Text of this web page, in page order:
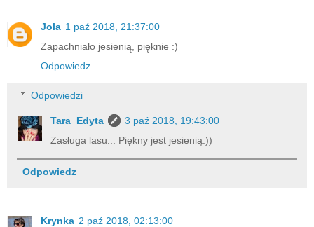
Jola 1 paź 2018, 21:37:00
Zapachniało jesienią, pięknie :)
Odpowiedz
Odpowiedzi
Tara_Edyta
3 paź 2018, 19:43:00
Zasługa lasu... Piękny jest jesienią:))
Odpowiedz
Krynka 2 paź 2018, 02:13:00